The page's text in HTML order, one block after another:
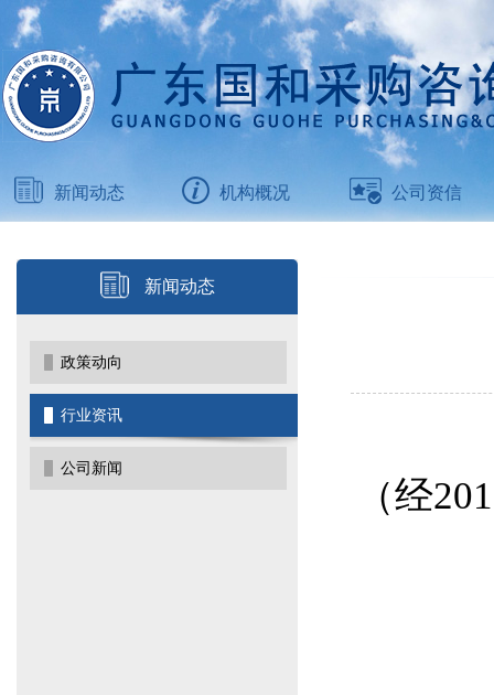
新闻动态 机构概况 公司资信
新闻动态
政策动向
行业资讯
公司新闻
（经